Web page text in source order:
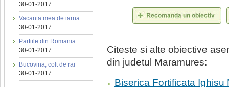
30-01-2017
Vacanta mea de iarna
30-01-2017
Partiile din Romania
30-01-2017
Bucovina, colt de rai
30-01-2017
Citeste si alte obiective
din judetul Maramures:
Biserica Fortificata Ighisu